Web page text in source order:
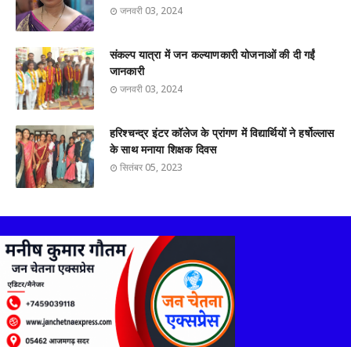
जनवरी 03, 2024
संकल्प यात्रा में जन कल्याणकारी योजनाओं की दी गईं
जानकारी
जनवरी 03, 2024
हरिश्चन्द्र इंटर कॉलेज के प्रांगण में विद्यार्थियों ने हर्षोल्लास
के साथ मनाया शिक्षक दिवस
सितंबर 05, 2023